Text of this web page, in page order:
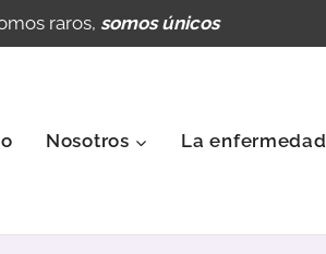
raros, somos únicos
Nosotros La enfermedad